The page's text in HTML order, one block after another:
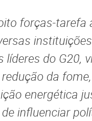
forças-tarefa
do G20,
da
energética
influenciar